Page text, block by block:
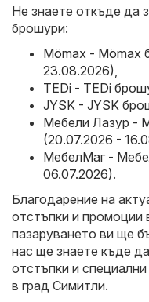
Не знаете откъде да
брошури:
Mömax - Mömax
23.08.2026),
TEDi - TEDi
JYSK - JYSK
Мебели Лазур -
(20.07.2026 -
МебелМаг -
06.07.2026).
Благодарение на
отстъпки и промоции
пазаруването ви ще
нас ще знаете къде
отстъпки и
в град Симитли.